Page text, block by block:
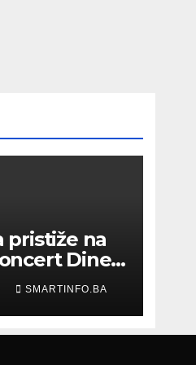
pristiže na
Dine
na Koševu
SMARTINFO.BA